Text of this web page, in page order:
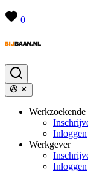
0
Werkzoekende
Inloggen
Werkgever
Inloggen